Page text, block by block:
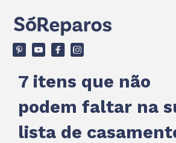
v ù F d
7 itens que não
podem faltar na
lista de